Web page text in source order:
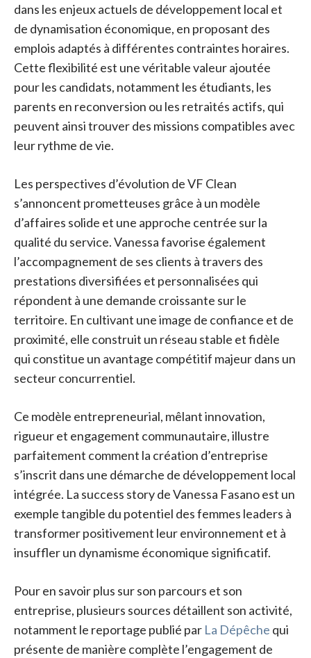
dans les enjeux actuels de développement local et
de dynamisation économique, en proposant des
emplois adaptés à différentes contraintes horaires.
Cette flexibilité est une véritable valeur ajoutée
pour les candidats, notamment les étudiants, les
parents en reconversion ou les retraités actifs, qui
peuvent ainsi trouver des missions compatibles avec
leur rythme de vie.
Les perspectives d’évolution de VF Clean
s’annoncent prometteuses grâce à un modèle
d’affaires solide et une approche centrée sur la
qualité du service. Vanessa favorise également
l’accompagnement de ses clients à travers des
prestations diversifiées et personnalisées qui
répondent à une demande croissante sur le
territoire. En cultivant une image de confiance et de
proximité, elle construit un réseau stable et fidèle
qui constitue un avantage compétitif majeur dans un
secteur concurrentiel.
Ce modèle entrepreneurial, mêlant innovation,
rigueur et engagement communautaire, illustre
parfaitement comment la création d’entreprise
s’inscrit dans une démarche de développement local
intégrée. La success story de Vanessa Fasano est un
exemple tangible du potentiel des femmes leaders à
transformer positivement leur environnement et à
insuffler un dynamisme économique significatif.
Pour en savoir plus sur son parcours et son
entreprise, plusieurs sources détaillent son activité,
notamment le reportage publié par La Dépêche qui
présente de manière complète l’engagement de